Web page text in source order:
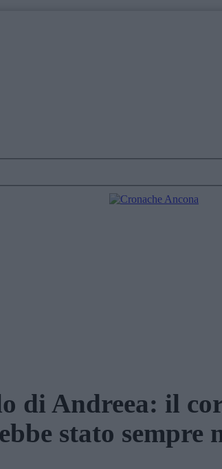
di Andreea: il
stato sempre